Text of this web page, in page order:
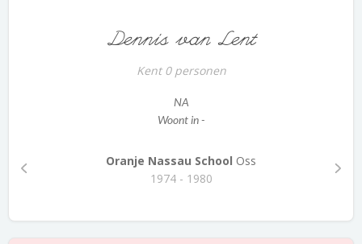
Dennis van Lent
Kent 0 personen
NA
Woont in -
Oranje Nassau School Oss
1974 - 1980